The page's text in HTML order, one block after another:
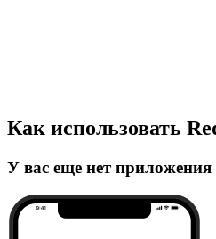
Как использовать
У вас еще нет приложения